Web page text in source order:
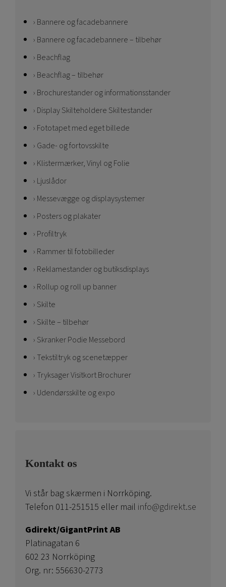
Bannere og facadebannere
Bannere og facadebannere – tilbehør
Beachflag
Beachflag – tilbehør
Brochurestander og informationsstander
Display Skilteholdere Skiltestander
Fototapet med eget billede
Gade- og fortovsskilte
Klistermærker, Vinyl og Folie
Ljuslådor
Messevægge og displaysystemer
Posters og plakater
Profiltryk
Rammer til fotobilleder
Reklamestander og butiksdisplays
Rollup og roll up banner
Skilte
Skilte – tilbehør
Skranker Podie Messebord
Tekstiltryk og scenetæpper
Tryksager Visitkort Brochurer
Udendørsskilte og expo
Kontakt os
Vi står bag skærmen i Norrköping.
Telefon 011-251515 eller mail info@gdirekt.se
Gdirekt/GigantPrint AB
Platinagatan 6
602 23 Norrköping
Org. nr: 556630-2773